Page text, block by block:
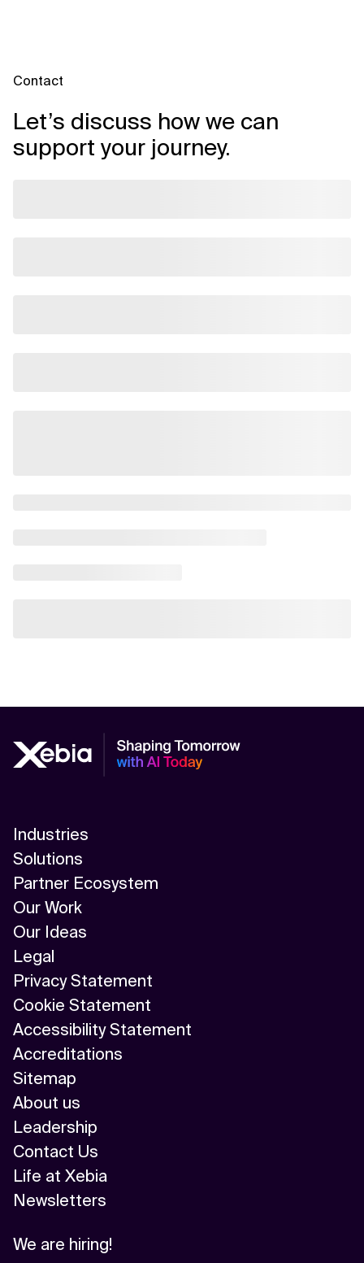
Contact
Let’s discuss how we can
support your journey.
Industries
Solutions
Partner Ecosystem
Our Work
Our Ideas
Legal
Privacy Statement
Cookie Statement
Accessibility Statement
Accreditations
Sitemap
About us
Leadership
Contact Us
Life at Xebia
Newsletters
We are hiring!